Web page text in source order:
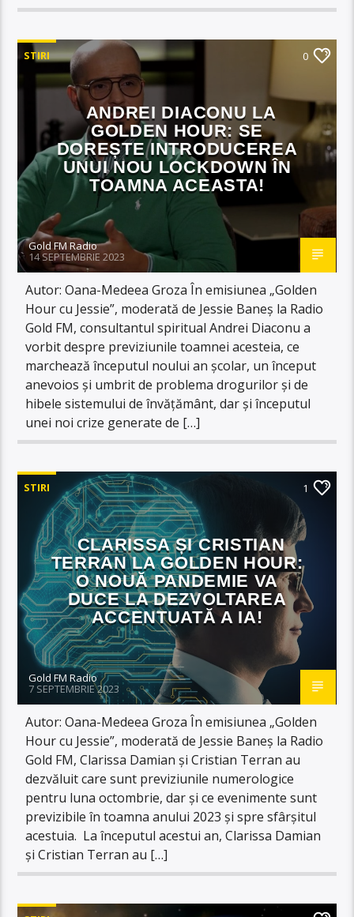
STIRI 0
ANDREI DIACONU LA
GOLDEN HOUR: SE
DOREȘTE INTRODUCEREA
UNUI NOU LOCKDOWN ÎN
TOAMNA ACEASTA!
Gold FM Radio
14 SEPTEMBRIE 2023
Autor: Oana-Medeea Groza În emisiunea „Golden
Hour cu Jessie”, moderată de Jessie Baneș la Radio
Gold FM, consultantul spiritual Andrei Diaconu a
vorbit despre previziunile toamnei acesteia, ce
marchează începutul noului an școlar, un început
anevoios și umbrit de problema drogurilor și de
hibele sistemului de învățământ, dar și începutul
unei noi crize generate de […]
STIRI 1
CLARISSA ȘI CRISTIAN
TERRAN LA GOLDEN HOUR:
O NOUĂ PANDEMIE VA
DUCE LA DEZVOLTAREA
ACCENTUATĂ A IA!
Gold FM Radio
7 SEPTEMBRIE 2023
Autor: Oana-Medeea Groza În emisiunea „Golden
Hour cu Jessie”, moderată de Jessie Baneș la Radio
Gold FM, Clarissa Damian și Cristian Terran au
dezvăluit care sunt previziunile numerologice
pentru luna octombrie, dar și ce evenimente sunt
previzibile în toamna anului 2023 și spre sfârșitul
acestuia. La începutul acestui an, Clarissa Damian
și Cristian Terran au […]